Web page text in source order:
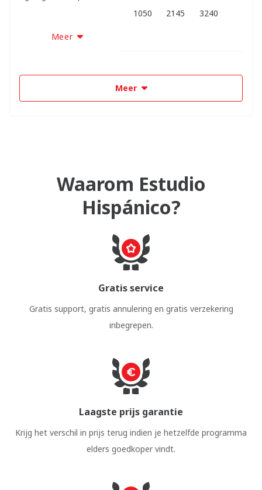
Meer
1050 2145 3240
Meer
Waarom Estudio
Hispánico?
Gratis service
Gratis support, gratis annulering en gratis verzekering
inbegrepen.
Laagste prijs garantie
Krijg het verschil in prijs terug indien je hetzelfde programma
elders goedkoper vindt.